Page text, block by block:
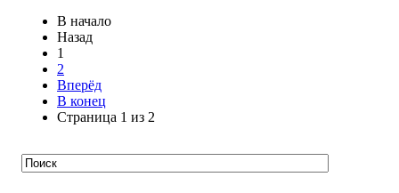
В начало
Назад
1
2
Вперёд
В конец
Страница 1 из 2